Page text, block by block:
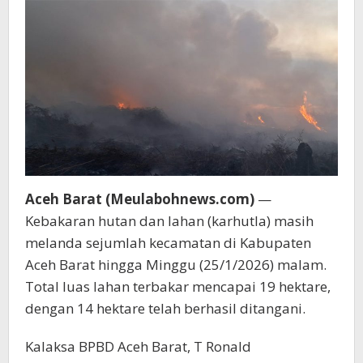
Aceh Barat (Meulabohnews.com) —
Kebakaran hutan dan lahan (karhutla) masih
melanda sejumlah kecamatan di Kabupaten
Aceh Barat hingga Minggu (25/1/2026) malam.
Total luas lahan terbakar mencapai 19 hektare,
dengan 14 hektare telah berhasil ditangani.
Kalaksa BPBD Aceh Barat, T Ronald